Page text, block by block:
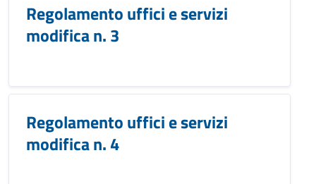
Regolamento uffici e servizi
modifica n. 3
Regolamento uffici e servizi
modifica n. 4